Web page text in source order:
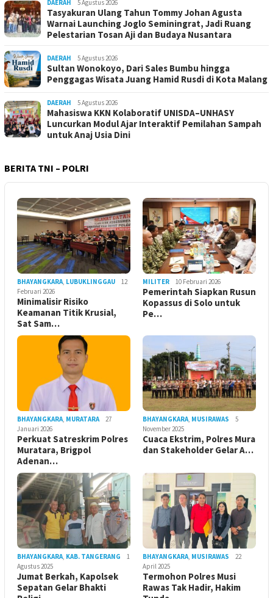
DAERAH 5 Agustus 2026
Tasyakuran Ulang Tahun Tommy Johan Agusta
Warnai Launching Joglo Seminingrat, Jadi Ruang
Pelestarian Tosan Aji dan Budaya Nusantara
DAERAH 5 Agustus 2026
Sultan Wonokoyo, Dari Sales Bumbu hingga
Penggagas Wisata Juang Hamid Rusdi di Kota Malang
DAERAH 5 Agustus 2026
Mahasiswa KKN Kolaboratif UNISDA–UNHASY
Luncurkan Modul Ajar Interaktif Pemilahan Sampah
untuk Anaj Usia Dini
BERITA TNI – POLRI
BHAYANGKARA, LUBUKLINGGAU
12
Februari 2026
Minimalisir Risiko
Keamanan Titik Krusial,
Sat Sam…
MILITER 10 Februari 2026
Pemerintah Siapkan Rusun
Kopassus di Solo untuk
Pe…
BHAYANGKARA, MURATARA
27
Januari 2026
Perkuat Satreskrim Polres
Muratara, Brigpol
Adenan…
BHAYANGKARA, MUSIRAWAS
5
November 2025
Cuaca Ekstrim, Polres Mura
dan Stakeholder Gelar A…
BHAYANGKARA, KAB. TANGERANG
1
Agustus 2025
Jumat Berkah, Kapolsek
Sepatan Gelar Bhakti
BHAYANGKARA, MUSIRAWAS
22
April 2025
Termohon Polres Musi
Rawas Tak Hadir, Hakim